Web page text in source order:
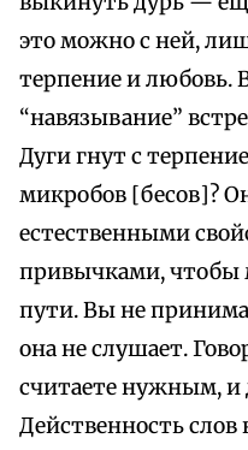
это можно с ней,
терпение и любовь.
“навязывание”
Дуги гнут с
микробов [бесов]?
естественными
привычками, чтобы
пути. Вы не
она не слушает.
считаете нужным, и
Действенность слов